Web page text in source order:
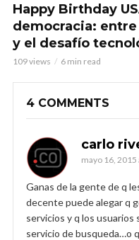
Happy Birthday
democracia:
y el desafío
109 views 6 min read
4 COMMENTS
carlo
mayo 16, 2015
Ganas de la gente de q
decente puede alegar q
servicios y q los usuarios
servicio de busqueda…o